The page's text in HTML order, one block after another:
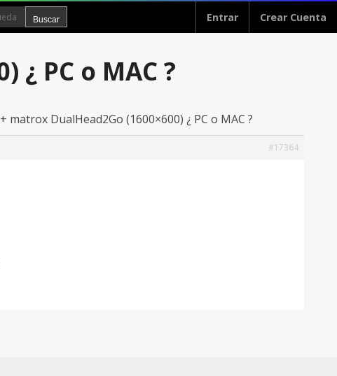
Entrar Crear Cuenta
¿ PC o MAC ?
matrox DualHead2Go (1600×600) ¿ PC o MAC ?
#17364